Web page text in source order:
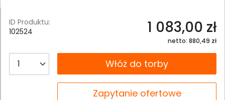
ID Produktu:
102524
1 083,00 zł
netto: 880,49 zł
__B2C.PRODUCT.QUANTITYWłóż do torby
Zapytanie ofertowe